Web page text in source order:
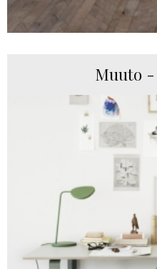
Muuto -